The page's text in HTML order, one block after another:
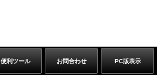
便利ツール お問合わせ PC版表示